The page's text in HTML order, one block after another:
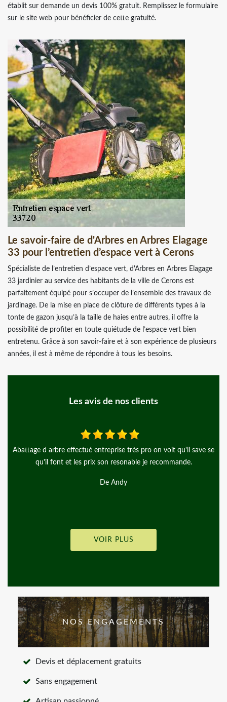
établit sur demande un devis 100% gratuit. Remplissez le formulaire
sur le site web pour bénéficier de cette gratuité.
Le savoir-faire de d'Arbres en Arbres Elagage
33 pour l’entretien d’espace vert à Cerons
Spécialiste de l’entretien d’espace vert, d'Arbres en Arbres Elagage
33 jardinier au service des habitants de la ville de Cerons est
parfaitement équipé pour s’occuper de l’ensemble des travaux de
jardinage. De la mise en place de clôture de différents types à la
tonte de gazon jusqu’à la taille de haies entre autres, il offre la
possibilité de profiter en toute quiétude de l’espace vert bien
entretenu. Grâce à son savoir-faire et à son expérience de plusieurs
années, il est à même de répondre à tous les besoins.
Les avis de nos clients
effectué entreprise très pro on voit qu'il save se
et les prix son resonable je recommande.
Merci à
VOIR PLUS
NOS ENGAGEMENTS
Devis et déplacement gratuits
Sans engagement